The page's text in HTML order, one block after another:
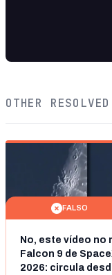
OTHER
FALSO
No, este vídeo no
Falcon 9 de
2026: circula